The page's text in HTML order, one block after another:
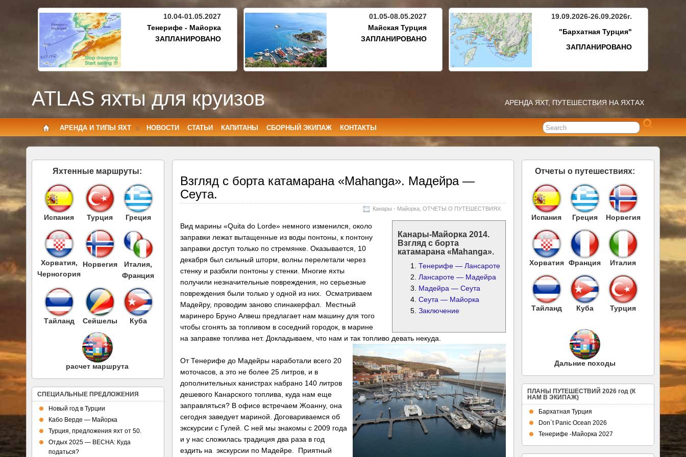
10.04-01.05.2027
Тенерифе - Майорка
ЗАПЛАНИРОВАНО
01.05-08.05.2027
Майская Турция
ЗАПЛАНИРОВАНО
19.09.2026-26.09.2026г.
"Бархатная Турция"
ЗАПЛАНИРОВАНО
ATLAS яхты для круизов АРЕНДА ЯХТ, ПУТЕШЕСТВИЯ НА ЯХТАХ
АРЕНДА И ТИПЫ ЯХТ НОВОСТИ СТАТЬИ КАПИТАНЫ СБОРНЫЙ ЭКИПАЖ КОНТАКТЫ
Взгляд с борта катамарана «Mahanga». Мадейра —
Сеута.
Канары - Майорка ОТЧЕТЫ О ПУТЕШЕСТВИЯХ
Канары-Майорка 2014.
Взгляд с борта
катамарана «Mahanga».
Тенерифе — Лансароте
Лансароте — Мадейра
Мадейра — Сеута
Сеута — Майорка
Заключение
Вид марины «Quita do Lorde» немного изменился, около
заправки лежат вытащенные из воды понтоны, к понтону
заправки доступ только по стремянке. Оказывается, 10
декабря был сильный шторм, волны перелетали через
стенку и разбили понтоны у стенки. Многие яхты
получили незначительные повреждения, но серьезные
повреждения были только у одной из них. Осматриваем
Мадейру, проводим заново спинакерфал. Местный
маринеро Бруно Алвеш предлагает нам машину для того
чтобы сгонять за топливом в соседний городок, в марине
на заправке топлива нет. Докладываем, что нам и так топливо девать некуда.
От Тенерифе до Мадейры наработали всего 20
моточасов, а это не более 25 литров, и в
дополнительных канистрах набрано 140 литров
дешевого Канарского топлива, куда нам еще
заправляться? В офисе встречаем Жоанну, она
сегодня заведует мариной. Договариваемся об
экскурсии с Гулей. С ней мы знакомы с 2009 года
и у нас сложилась традиция два раза в год
ездить на экскурсии по Мадейре. Приятный
Яхтенные маршруты:
Испания Турция Греция
Хорватия,
Черногория
Норвегия
Италия,
Франция
Тайланд Сейшелы Куба
расчет маршрута
СПЕЦИАЛЬНЫЕ ПРЕДЛОЖЕНИЯ
Новый год в Турции
Кабо Верде — Майорка
Турция, предложения яхт от 50.
Отдых 2025 — ВЕСНА: Куда
податься?
Отчеты о путешествиях:
Испания Греция Норвегия
Хорватия Франция Италия
Тайланд Куба Турция
Дальние походы
ПЛАНЫ ПУТЕШЕСТВИЙ 2026 год (К
НАМ В ЭКИПАЖ)
Бархатная Турция
Don`t Panic Ocean 2026
Тенерифе -Майорка 2027